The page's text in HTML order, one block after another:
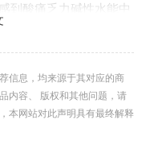
到酸痛乏力碱性水能中
喝快水代谢，加快其排
信息，均来源于其对应的商
内容、 版权和其他问题，请
本网站对此声明具有最终解释